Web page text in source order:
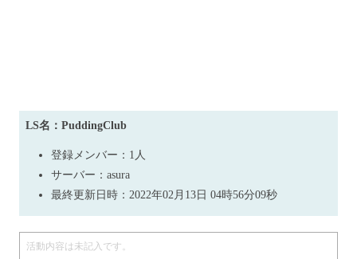
LS名：PuddingClub
登録メンバー：1人
サーバー：asura
最終更新日時：2022年02月13日 04時56分09秒
活動内容は未記入です。